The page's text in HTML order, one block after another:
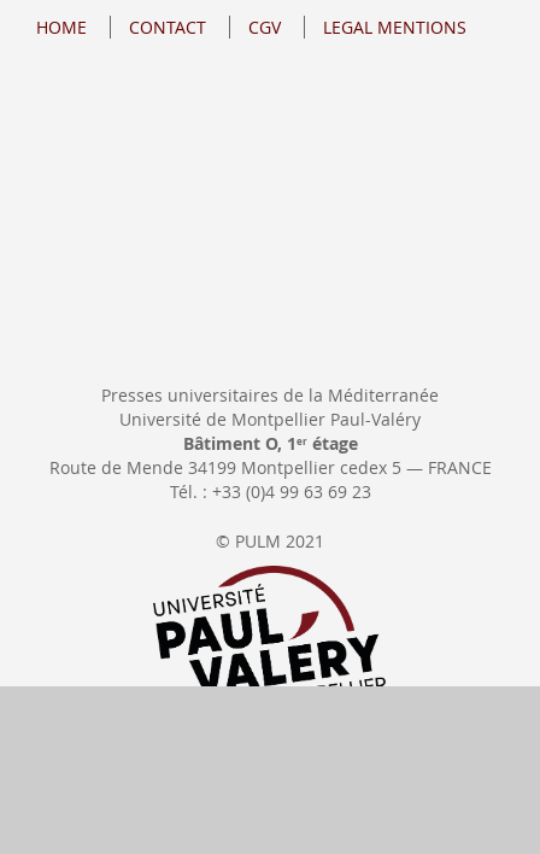
Our
HOME CONTACT CGV LEGAL MENTIONS
Presses universitaires de la Méditerranée
Université de Montpellier Paul-Valéry
Bâtiment O, 1 erétage
Route de Mende 34199 Montpellier cedex 5 — FRANCE
Tél. : +33 (0)4 99 63 69 23
© PULM 2021